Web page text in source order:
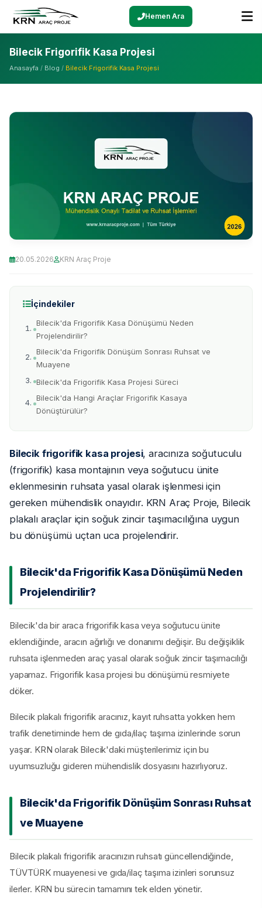
Hemen Ara
Bilecik Frigorifik Kasa Projesi
Anasayfa / Blog / Bilecik Frigorifik Kasa Projesi
20.05.2026 KRN Araç Proje
İçindekiler
Bilecik'da Frigorifik Kasa Dönüşümü Neden
Projelendirilir?
Bilecik'da Frigorifik Dönüşüm Sonrası Ruhsat ve
Muayene
Bilecik'da Frigorifik Kasa Projesi Süreci
Bilecik'da Hangi Araçlar Frigorifik Kasaya
Dönüştürülür?
Bilecik frigorifik kasa projesi, aracınıza soğutuculu
(frigorifik) kasa montajının veya soğutucu ünite
eklenmesinin ruhsata yasal olarak işlenmesi için
gereken mühendislik onayıdır. KRN Araç Proje, Bilecik
plakalı araçlar için soğuk zincir taşımacılığına uygun
bu dönüşümü uçtan uca projelendirir.
Bilecik'da Frigorifik Kasa Dönüşümü Neden
Projelendirilir?
Bilecik'da bir araca frigorifik kasa veya soğutucu ünite
eklendiğinde, aracın ağırlığı ve donanımı değişir. Bu değişiklik
ruhsata işlenmeden araç yasal olarak soğuk zincir taşımacılığı
yapamaz. Frigorifik kasa projesi bu dönüşümü resmiyete
döker.
Bilecik plakalı frigorifik aracınız, kayıt ruhsatta yokken hem
trafik denetiminde hem de gıda/ilaç taşıma izinlerinde sorun
yaşar. KRN olarak Bilecik'daki müşterilerimiz için bu
uyumsuzluğu gideren mühendislik dosyasını hazırlıyoruz.
Bilecik'da Frigorifik Dönüşüm Sonrası Ruhsat
ve Muayene
Bilecik plakalı frigorifik aracınızın ruhsatı güncellendiğinde,
TÜVTÜRK muayenesi ve gıda/ilaç taşıma izinleri sorunsuz
ilerler. KRN bu sürecin tamamını tek elden yönetir.